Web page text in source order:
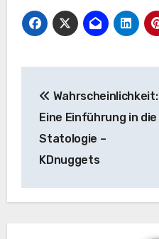
Navigation
Wahrscheinlichkeit:
Eine Einführung in die
Statologie –
KDnuggets